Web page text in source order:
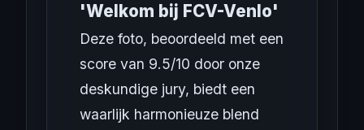
'Welkom bij FCV-Venlo'
Deze foto, beoordeeld met een
score van 9.5/10 door onze
deskundige jury, biedt een
waarlijk harmonieuze blend